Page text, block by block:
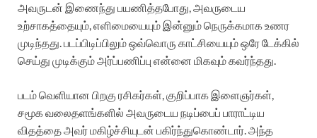
அவருடன் இணைந்து பயணித்தபோது, அவருடைய
உற்சாகத்தையும், எளிமையையும் இன்னும் நெருக்கமாக உணர
முடிந்தது. படப்பிடிப்பிலும் ஒவ்வொரு காட்சியையும் ஒரே டேக்கில்
செய்து முடிக்கும் அர்ப்பணிப்பு என்னை மிகவும் கவர்ந்தது.
படம் வெளியான பிறகு ரசிகர்கள், குறிப்பாக இளைஞர்கள்,
சமூக வலைதளங்களில் அவருடைய நடிப்பைப் பாராட்டிய
விதத்தை அவர் மகிழ்ச்சியுடன் பகிர்ந்துகொண்டார். அந்த